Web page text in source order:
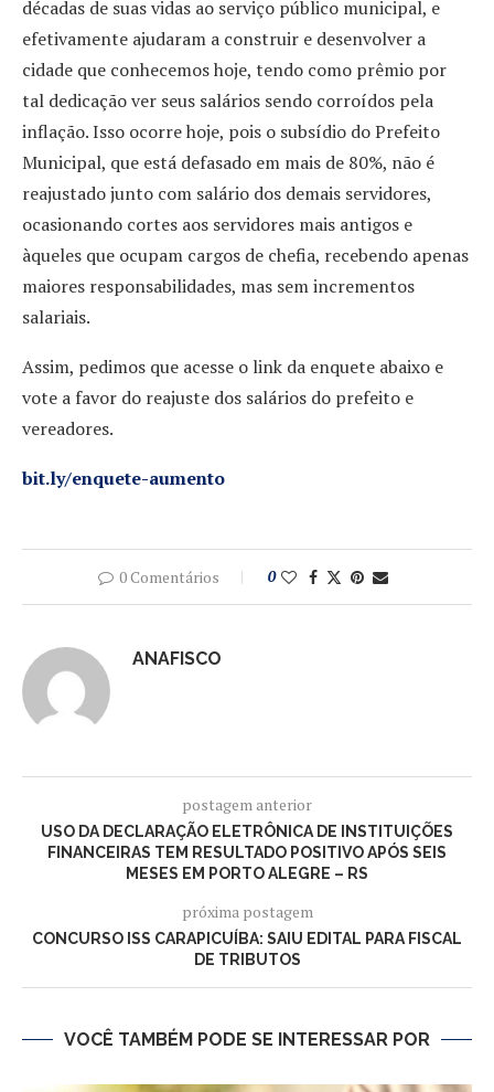
décadas de suas vidas ao serviço público municipal, e
efetivamente ajudaram a construir e desenvolver a
cidade que conhecemos hoje, tendo como prêmio por
tal dedicação ver seus salários sendo corroídos pela
inflação. Isso ocorre hoje, pois o subsídio do Prefeito
Municipal, que está defasado em mais de 80%, não é
reajustado junto com salário dos demais servidores,
ocasionando cortes aos servidores mais antigos e
àqueles que ocupam cargos de chefia, recebendo apenas
maiores responsabilidades, mas sem incrementos
salariais.
Assim, pedimos que acesse o link da enquete abaixo e
vote a favor do reajuste dos salários do prefeito e
vereadores.
bit.ly/enquete-aumento
0 Comentários 0
ANAFISCO
postagem anterior
USO DA DECLARAÇÃO ELETRÔNICA DE INSTITUIÇÕES
FINANCEIRAS TEM RESULTADO POSITIVO APÓS SEIS
MESES EM PORTO ALEGRE – RS
próxima postagem
CONCURSO ISS CARAPICUÍBA: SAIU EDITAL PARA FISCAL
DE TRIBUTOS
VOCÊ TAMBÉM PODE SE INTERESSAR POR